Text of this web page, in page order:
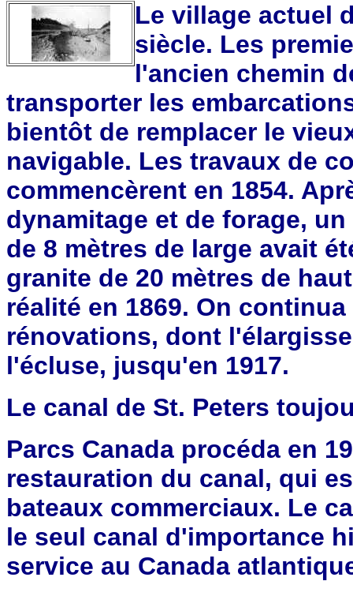
Le village actuel
siècle. Les
l'ancien chemin
transporter les
bientôt de remplacer le
navigable. Les travaux de
commencèrent en 1854.
dynamitage et de forage,
de 8 mètres de large avait
granite de 20 mètres de
réalité en 1869. On
rénovations, dont
l'écluse, jusqu'en 1917.
Le canal de St. Peters
Parcs Canada procéda en
restauration du canal, qui
bateaux commerciaux. Le
le seul canal d'importance
service au Canada